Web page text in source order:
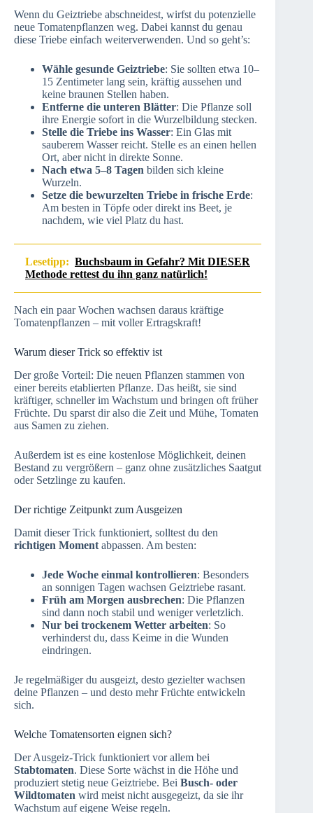
Wenn du Geiztriebe abschneidest, wirfst du potenzielle
neue Tomatenpflanzen weg. Dabei kannst du genau
diese Triebe einfach weiterverwenden. Und so geht’s:
Wähle gesunde Geiztriebe: Sie sollten etwa 10–
15 Zentimeter lang sein, kräftig aussehen und
keine braunen Stellen haben.
Entferne die unteren Blätter: Die Pflanze soll
ihre Energie sofort in die Wurzelbildung stecken.
Stelle die Triebe ins Wasser: Ein Glas mit
sauberem Wasser reicht. Stelle es an einen hellen
Ort, aber nicht in direkte Sonne.
Nach etwa 5–8 Tagen bilden sich kleine
Wurzeln.
Setze die bewurzelten Triebe in frische Erde:
Am besten in Töpfe oder direkt ins Beet, je
nachdem, wie viel Platz du hast.
Lesetipp: Buchsbaum in Gefahr? Mit DIESER
Methode rettest du ihn ganz natürlich!
Nach ein paar Wochen wachsen daraus kräftige
Tomatenpflanzen – mit voller Ertragskraft!
Warum dieser Trick so effektiv ist
Der große Vorteil: Die neuen Pflanzen stammen von
einer bereits etablierten Pflanze. Das heißt, sie sind
kräftiger, schneller im Wachstum und bringen oft früher
Früchte. Du sparst dir also die Zeit und Mühe, Tomaten
aus Samen zu ziehen.
Außerdem ist es eine kostenlose Möglichkeit, deinen
Bestand zu vergrößern – ganz ohne zusätzliches Saatgut
oder Setzlinge zu kaufen.
Der richtige Zeitpunkt zum Ausgeizen
Damit dieser Trick funktioniert, solltest du den
richtigen Moment abpassen. Am besten:
Jede Woche einmal kontrollieren: Besonders
an sonnigen Tagen wachsen Geiztriebe rasant.
Früh am Morgen ausbrechen: Die Pflanzen
sind dann noch stabil und weniger verletzlich.
Nur bei trockenem Wetter arbeiten: So
verhinderst du, dass Keime in die Wunden
eindringen.
Je regelmäßiger du ausgeizt, desto gezielter wachsen
deine Pflanzen – und desto mehr Früchte entwickeln
sich.
Welche Tomatensorten eignen sich?
Der Ausgeiz-Trick funktioniert vor allem bei
Stabtomaten. Diese Sorte wächst in die Höhe und
produziert stetig neue Geiztriebe. Bei Busch- oder
Wildtomaten wird meist nicht ausgegeizt, da sie ihr
Wachstum auf eigene Weise regeln.